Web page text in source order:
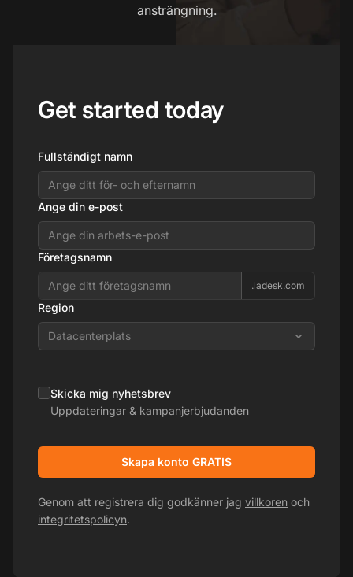
ansträngning.
Get started today
Fullständigt namn
Ange din e-post
Företagsnamn
.ladesk.com
Region
Datacenterplats
Skicka mig nyhetsbrev
Uppdateringar & kampanjerbjudanden
Skapa konto GRATIS
Genom att registrera dig godkänner jag villkoren och
integritetspolicyn.